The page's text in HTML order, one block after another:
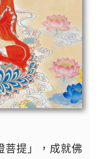
菩提」，成就佛